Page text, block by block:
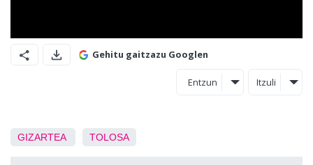
Gehitu gaitzazu Googlen
Entzun Itzuli
GIZARTEA TOLOSA